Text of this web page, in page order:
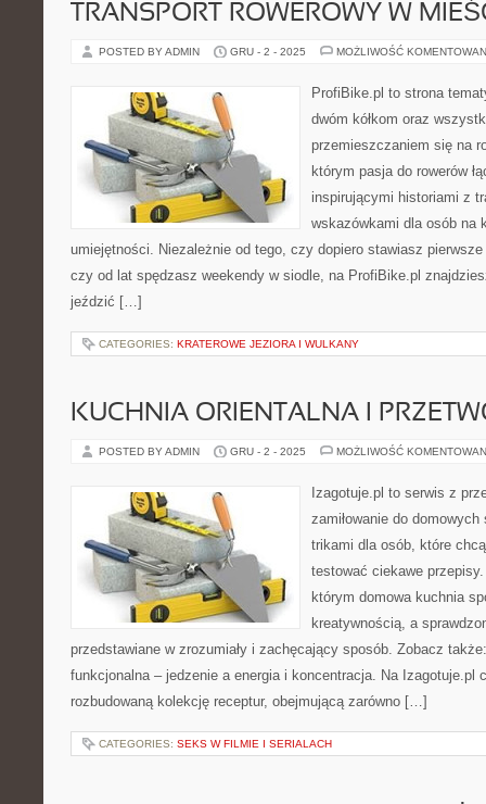
TRANSPORT ROWEROWY W
POSTED BY ADMIN GRU - 2 - 2025 MOŻLIWOŚĆ
ProfiBike.pl to strona
dwóm kółkom oraz
przemieszczaniem się na
którym pasja do rowerów
inspirującymi historiami z
wskazówkami dla osób na
umiejętności. Niezależnie od tego, czy dopiero stawiasz
czy od lat spędzasz weekendy w siodle, na ProfiBike.pl
jeździć […]
CATEGORIES: KRATEROWE JEZIORA I WULKANY
KUCHNIA ORIENTALNA I
POSTED BY ADMIN GRU - 2 - 2025 MOŻLIWOŚĆ
Izagotuje.pl to serwis z
zamiłowanie do
trikami dla osób, które
testować ciekawe
którym domowa kuchnia
kreatywnością, a
przedstawiane w zrozumiały i zachęcający sposób. Zobacz
funkcjonalna – jedzenie a energia i koncentracja. Na Izagotuje.pl
rozbudowaną kolekcję receptur, obejmującą zarówno […]
CATEGORIES: SEKS W FILMIE I SERIALACH